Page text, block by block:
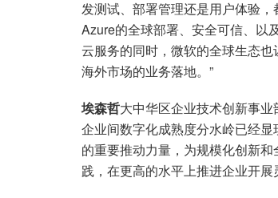
发测试、部署管理还是用户体验
Azure的全球部署、安全可信、以
云服务的同时，微软的全球生态
海外市场的业务落地。”
埃森哲大中华区企业技术创新事业
企业间数字化成熟度分水岭已经
的重要推动力量，为规模化创新
践，在更高的水平上推进企业开